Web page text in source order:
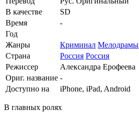
В качестве
SD
Время
-
Год
Жанры
Криминал Мелодрамы
Страна
Россия Россия
Режиссер
Александра Ерофеева
Ориг. название -
Доступно на
iPhone, iPad, Android
В главных ролях